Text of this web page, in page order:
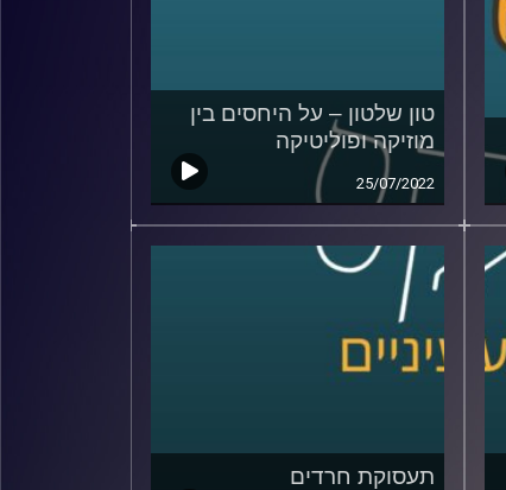
טון שלטון – על היחסים בין
מוזיקה ופוליטיקה
25/07/2022
תעסוקת חרדים